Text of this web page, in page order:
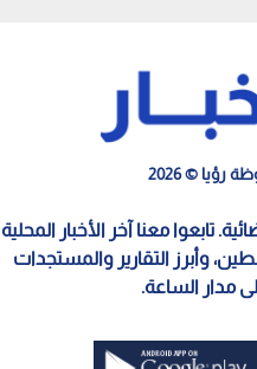
© 2026
تابعوا معنا آخر الأخبار المحلية
وأبرز التقارير والمستجدات
مدار الساعة.